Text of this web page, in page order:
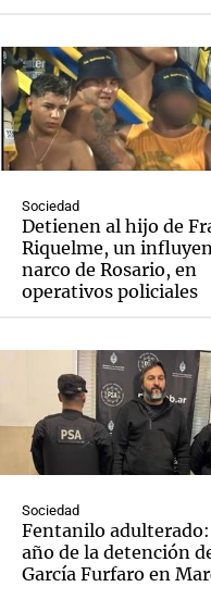
Sociedad
Detienen al hijo de
Riquelme, un
narco de Rosario, en
operativos policiales
Sociedad
Fentanilo
año de la detención
García Furfaro en
Notas